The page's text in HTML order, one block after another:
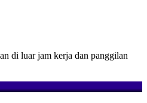
di luar jam kerja dan panggilan